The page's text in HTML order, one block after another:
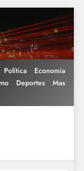
Política
Economía
Deportes Mas